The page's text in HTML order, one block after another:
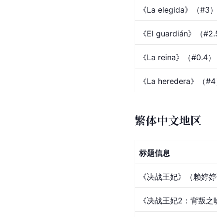
《La elegida》（#3）
《El guardián》（
《La reina》（#0.4）
《La heredera》（
繁体中文地区
标题信息
《决战王妃》（赖婷婷
《决战王妃2：背叛